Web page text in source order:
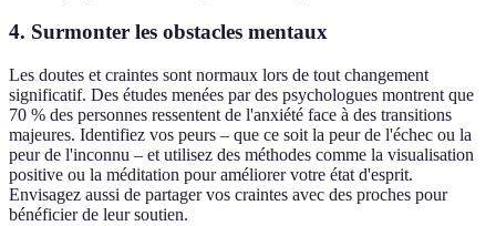
4. Surmonter les obstacles mentaux
Les doutes et craintes sont normaux lors de tout changement
significatif. Des études menées par des psychologues montrent que
70 % des personnes ressentent de l'anxiété face à des transitions
majeures. Identifiez vos peurs – que ce soit la peur de l'échec ou la
peur de l'inconnu – et utilisez des méthodes comme la visualisation
positive ou la méditation pour améliorer votre état d'esprit.
Envisagez aussi de partager vos craintes avec des proches pour
bénéficier de leur soutien.